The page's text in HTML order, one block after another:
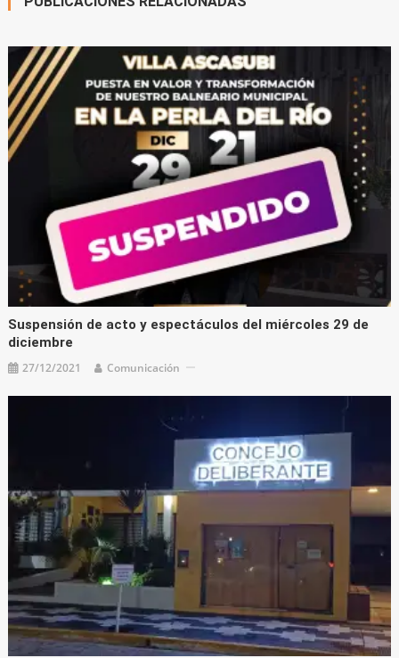
Suspensión de acto y espectáculos del miércoles 29 de
diciembre
27/12/2021 Comunicación